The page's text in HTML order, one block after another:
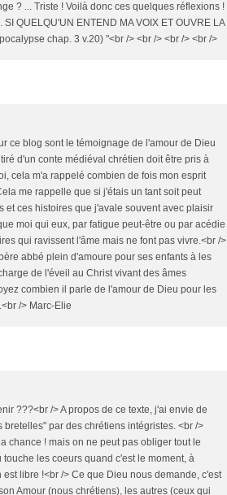
? ... Triste ! Voilà donc ces quelques réflexions !
QUELQU'UN ENTEND MA VOIX ET OUVRE LA
chap. 3 v.20) "<br /> <br /> <br /> <br />
ce blog sont le témoignage de l'amour de Dieu
d'un conte médiéval chrétien doit être pris à
cela m'a rappelé combien de fois mon esprit
me rappelle que si j'étais un tant soit peut
et ces histoires que j'avale souvent avec plaisir
moi qui eux, par fatigue peut-être ou par acédie
qui ravissent l'âme mais ne font pas vivre.<br />
abbé plein d'amoure pour ses enfants à les
de l'éveil au Christ vivant des âmes
combien il parle de l'amour de Dieu pour les
/> Marc-Elie
???<br /> A propos de ce texte, j'ai envie de
par des chrétiens intégristes. <br />
chance ! mais on ne peut pas obliger tout le
les coeurs quand c'est le moment, à
libre !<br /> Ce que Dieu nous demande, c'est
Amour (nous chrétiens), les autres (ceux qui